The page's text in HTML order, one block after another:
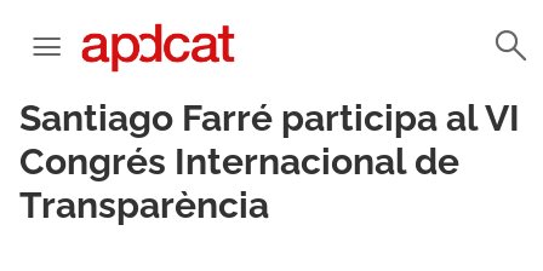
Santiago Farré participa al VI
Congrés Internacional de
Transparència